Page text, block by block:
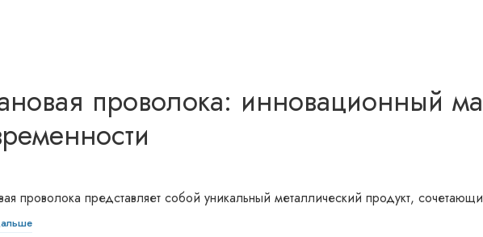
проволока: инновационный
проволока представляет собой уникальный металлический продукт,
к коррозии. Этот материал, благодаря своим свойствам, нашел широкое